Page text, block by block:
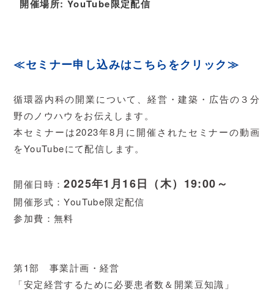
開催場所: YouTube限定配信
≪セミナー申し込みはこちらをクリック≫
循環器内科の開業について、経営・建築・広告の３分
野のノウハウをお伝えします。
本セミナーは2023年8月に開催されたセミナーの動画
をYouTubeにて配信します。
開催日時：2025年1月16日（木）19:00～
開催形式：YouTube限定配信
参加費：無料
第1部 事業計画・経営
「安定経営するために必要患者数＆開業豆知識」